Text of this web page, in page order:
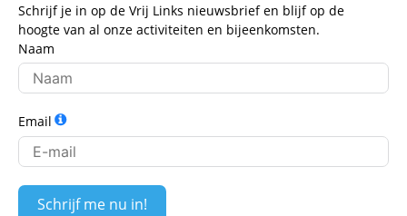
Schrijf je in op de Vrij Links nieuwsbrief en blijf op de
hoogte van al onze activiteiten en bijeenkomsten.
Naam
Email
Schrijf me nu in!